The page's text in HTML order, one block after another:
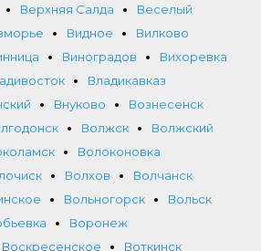
Верхняя Салда
Веселый
Видное
Вилково
Виноградов
Вихоревка
Владикавказ
Внуково
Вознесенск
Волжск
Волжский
Волоконовка
Волхов
Волчанск
Вольногорск
Вольск
Воронеж
Воскресенское
Воткинск